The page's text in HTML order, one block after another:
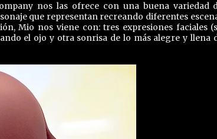
nos las ofrece con una buena variedad
que representan recreando diferentes
Mio nos viene con: tres expresiones faciales
el ojo y otra sonrisa de lo más alegre y llena